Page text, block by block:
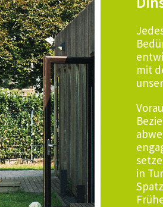
mit
in